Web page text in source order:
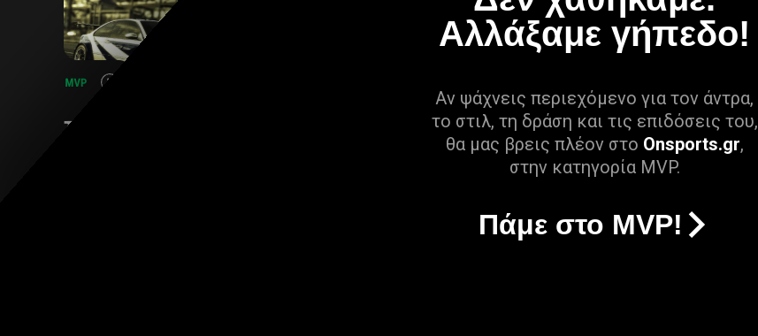
Αλλάξαμε γήπεδο!
Αν ψάχνεις περιεχόμενο για τον άντρα,
το στιλ, τη δράση και τις επιδόσεις του,
θα μας βρεις πλέον στο Onsports.gr,
στην κατηγορία MVP.
Πάμε στο MVP!